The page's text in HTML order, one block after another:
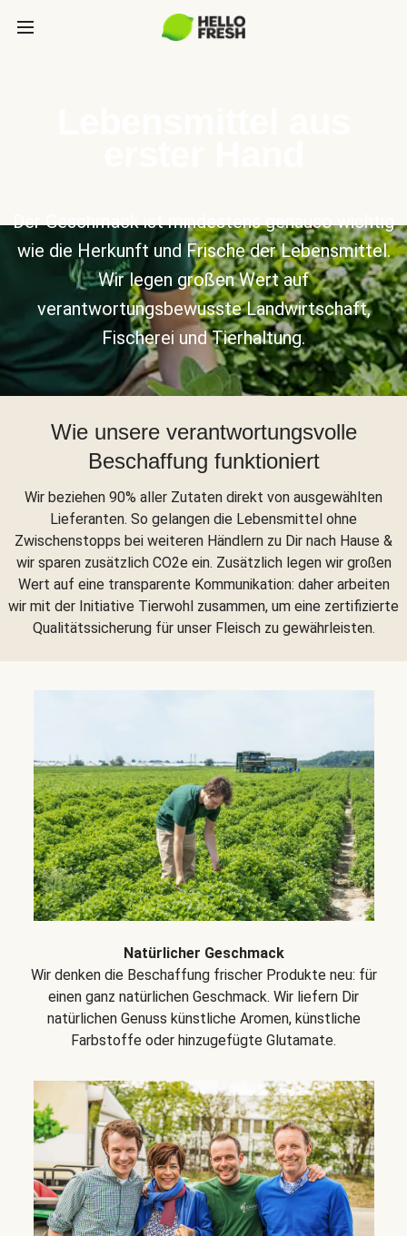
Der Geschmack ist mindestens genauso wichtig
wie die Herkunft und Frische der Lebensmittel.
Wir legen großen Wert auf
verantwortungsbewusste Landwirtschaft,
Fischerei und Tierhaltung.
Wie unsere verantwortungsvolle
Beschaffung funktioniert
Wir beziehen 90% aller Zutaten direkt von ausgewählten
Lieferanten. So gelangen die Lebensmittel ohne
Zwischenstopps bei weiteren Händlern zu Dir nach Hause &
wir sparen zusätzlich CO2e ein. Zusätzlich legen wir großen
Wert auf eine transparente Kommunikation: daher arbeiten
wir mit der Initiative Tierwohl zusammen, um eine zertifizierte
Qualitätssicherung für unser Fleisch zu gewährleisten.
Natürlicher Geschmack
Wir denken die Beschaffung frischer Produkte neu: für
einen ganz natürlichen Geschmack. Wir liefern Dir
natürlichen Genuss künstliche Aromen, künstliche
Farbstoffe oder hinzugefügte Glutamate.